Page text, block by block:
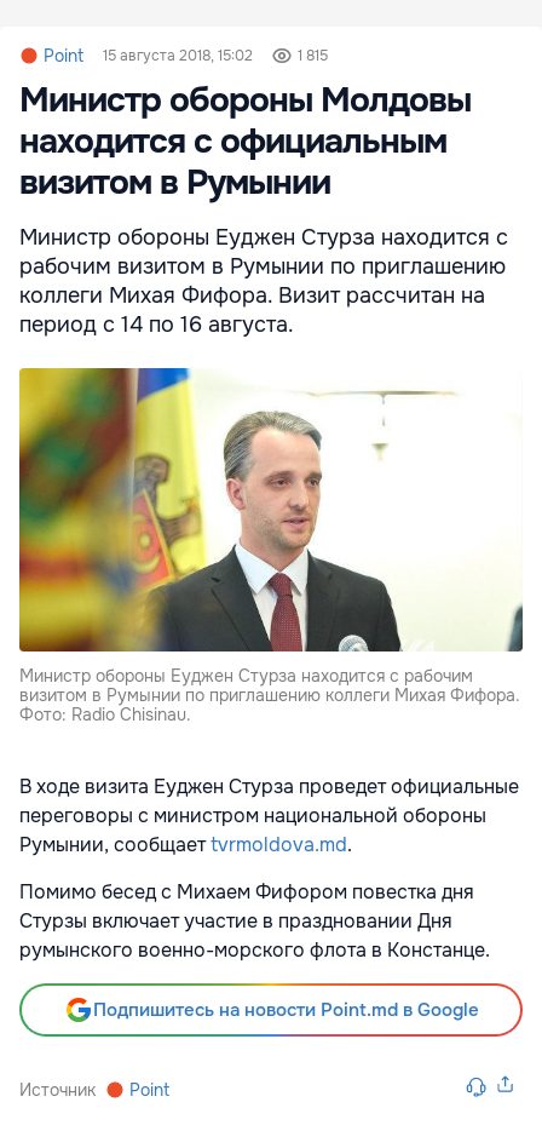
Point 15 августа 2018, 15:02 1 815
Министр обороны Молдовы
находится с официальным
визитом в Румынии
Министр обороны Еуджен Стурза находится с
рабочим визитом в Румынии по приглашению
коллеги Михая Фифора. Визит рассчитан на
период с 14 по 16 августа.
Министр обороны Еуджен Стурза находится с рабочим
визитом в Румынии по приглашению коллеги Михая Фифора.
Фото: Radio Chisinau.
В ходе визита Еуджен Стурза проведет официальные
переговоры с министром национальной обороны
Румынии, сообщаетtvrmoldova.md.
Помимо бесед с Михаем Фифором повестка дня
Стурзы включает участие в праздновании Дня
румынского военно-морского флота в Констанце.
Подпишитесь на новости Point.md в Google
Источник Point